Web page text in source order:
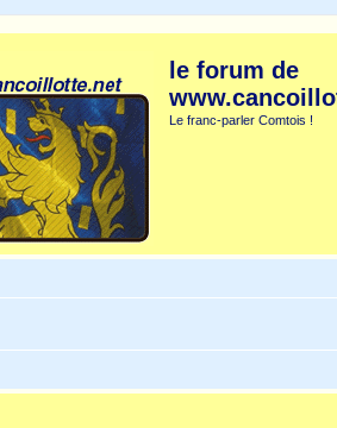
le forum de
Le franc-parler Comtois !